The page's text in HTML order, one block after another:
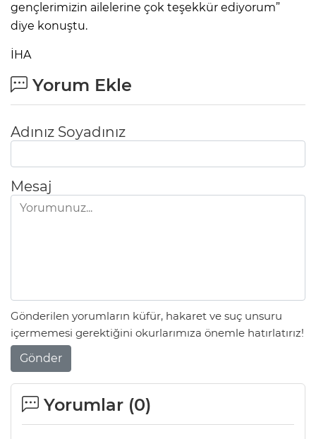
gençlerimizin ailelerine çok teşekkür ediyorum”
diye konuştu.
İHA
Yorum Ekle
Adınız Soyadınız
Mesaj
Gönderilen yorumların küfür, hakaret ve suç unsuru
içermemesi gerektiğini okurlarımıza önemle hatırlatırız!
Gönder
Yorumlar (0)